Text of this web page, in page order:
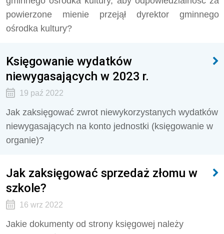
powierzone mienie przejął dyrektor gminnego
ośrodka kultury?
Księgowanie wydatków
niewygasających w 2023 r.
19 paź 2022
Jak zaksięgować zwrot niewykorzystanych wydatków
niewygasających na konto jednostki (księgowanie w
organie)?
Jak zaksięgować sprzedaż złomu w
szkole?
16 wrz 2022
Jakie dokumenty od strony księgowej należy